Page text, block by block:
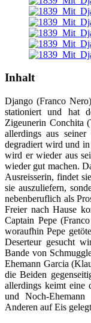
Inhalt
Django (Franco
stationiert und hat
Zigeunerin Conchita
allerdings aus
degradiert wird und
wird er wieder aus
wieder gut machen.
Ausreisserin, findet
sie auszuliefern,
nebenberuflich als
Freier nach Hause
Captain Pepe
woraufhin Pepe
Deserteur gesucht
Bande von
Ehemann Garcia
die Beiden
allerdings keimt eine
und Noch-
Anderen auf Eis